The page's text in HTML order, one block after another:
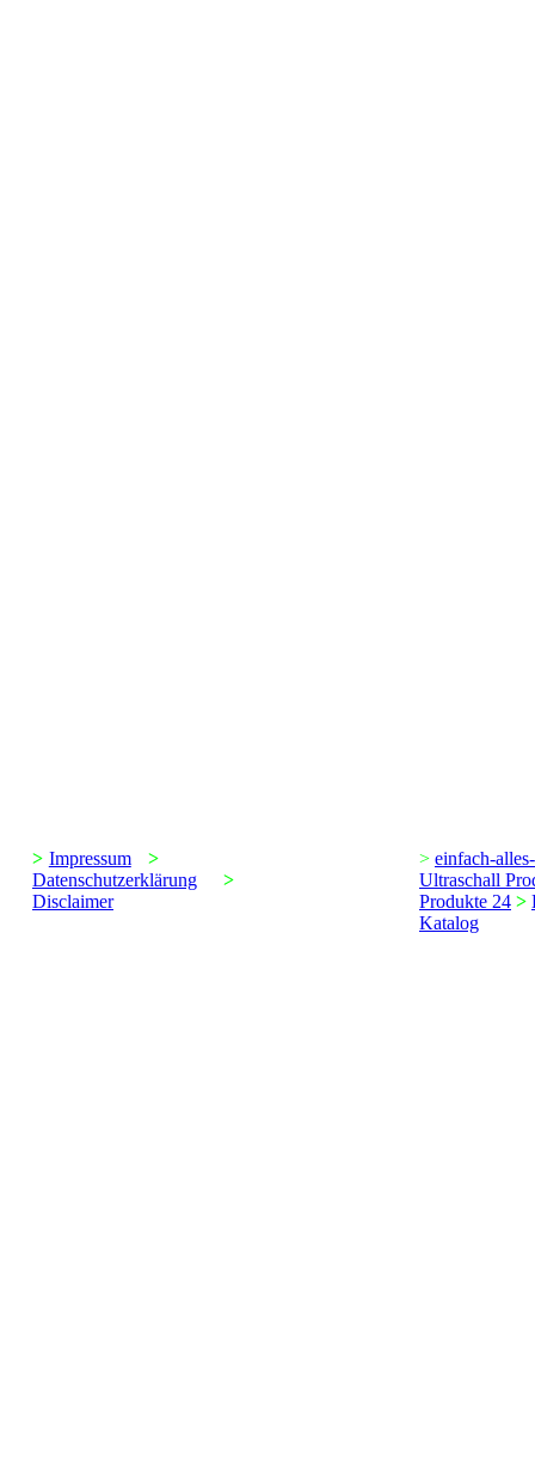
> Impressum
>
Datenschutzerklärung
>
Disclaimer
> einfach-
Ultraschall
Produkte 24 >
Katalog